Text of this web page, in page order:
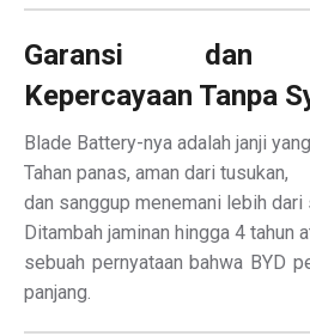
Garansi dan
Kepercayaan Tanpa
Blade Battery-nya adalah janji
Tahan panas, aman dari tusukan,
dan sanggup menemani lebih dari
Ditambah jaminan hingga 4 tahun
sebuah pernyataan bahwa BYD
panjang.